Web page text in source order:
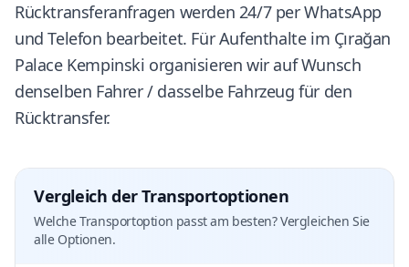
Rücktransferanfragen werden 24/7 per WhatsApp
und Telefon bearbeitet. Für Aufenthalte im Çırağan
Palace Kempinski organisieren wir auf Wunsch
denselben Fahrer / dasselbe Fahrzeug für den
Rücktransfer.
Vergleich der Transportoptionen
Welche Transportoption passt am besten? Vergleichen Sie
alle Optionen.